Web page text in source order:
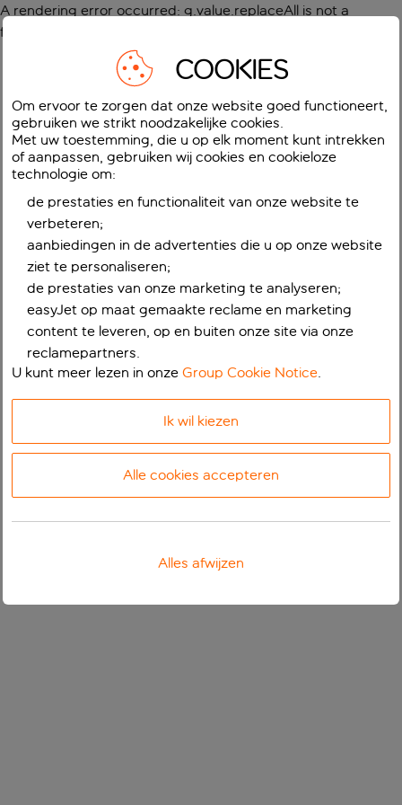
A rendering error occurred: g.value.replaceAll is not a
function
COOKIES
Om ervoor te zorgen dat onze website goed functioneert,
gebruiken we strikt noodzakelijke cookies.
Met uw toestemming, die u op elk moment kunt intrekken
of aanpassen, gebruiken wij cookies en cookieloze
technologie om:
de prestaties en functionaliteit van onze website te
verbeteren;
aanbiedingen in de advertenties die u op onze website
ziet te personaliseren;
de prestaties van onze marketing te analyseren;
easyJet op maat gemaakte reclame en marketing
content te leveren, op en buiten onze site via onze
reclamepartners.
U kunt meer lezen in onzeGroup Cookie Notice.
Ik wil kiezen
Alle cookies accepteren
Alles afwijzen